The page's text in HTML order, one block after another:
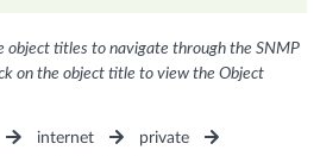
object titles to navigate through the SNMP
on the object title to view the Object
internet
private